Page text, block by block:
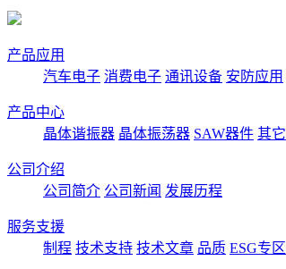
产品应用
汽车电子 消费电子 通讯设备 安防应用
产品中心
晶体谐振器 晶体振荡器 SAW器件 其它
公司介绍
公司简介 公司新闻 发展历程
服务支援
制程 技术支持 技术文章 品质 ESG专区